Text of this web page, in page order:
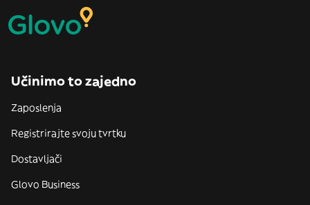
Učinimo to zajedno
Zaposlenja
Registrirajte svoju tvrtku
Dostavljači
Glovo Business